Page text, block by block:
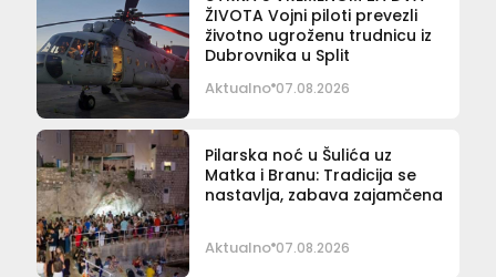
ŽIVOTA Vojni piloti prevezli
životno ugroženu trudnicu iz
Dubrovnika u Split
Aktualno 07.08.2026
Pilarska noć u Šulića uz
Matka i Branu: Tradicija se
nastavlja, zabava zajamčena
Aktualno 07.08.2026